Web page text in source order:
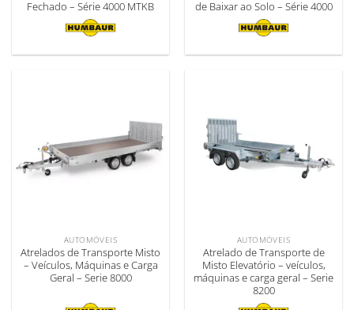
Fechado – Série 4000 MTKB
de Baixar ao Solo – Série 4000
AUTOMÓVEIS
Atrelados de Transporte Misto
– Veículos, Máquinas e Carga
Geral – Serie 8000
AUTOMÓVEIS
Atrelado de Transporte de
Misto Elevatório – veículos,
máquinas e carga geral – Serie
8200